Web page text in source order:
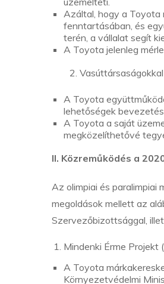
Azáltal, hogy a
fenntartásában, és
terén, a vállalat segít
A Toyota jelenleg
2.
A Toyota
lehetőségek
A Toyota a saját
megközelíthetővé
II. Közreműködés a
Az olimpiai és
megoldások mellett az
Szervezőbizottsággal,
Mindenki Érme Projekt
A Toyota
Környezetvédelmi